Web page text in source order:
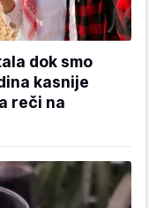
dok smo
kasnije
reči na